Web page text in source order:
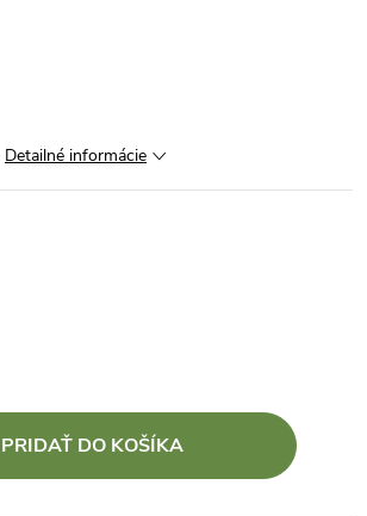
Detailné informácie
PRIDAŤ DO KOŠÍKA